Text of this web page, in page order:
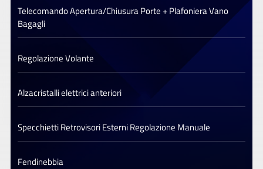
Telecomando Apertura/Chiusura Porte + Plafoniera Vano
Bagagli
Regolazione Volante
Alzacristalli elettrici anteriori
Specchietti Retrovisori Esterni Regolazione Manuale
Fendinebbia